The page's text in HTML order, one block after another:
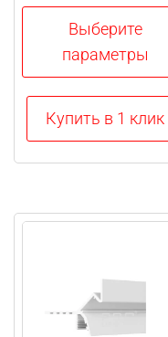
Выберите
параметры
Этот
товар
странице
Купить в 1 клик